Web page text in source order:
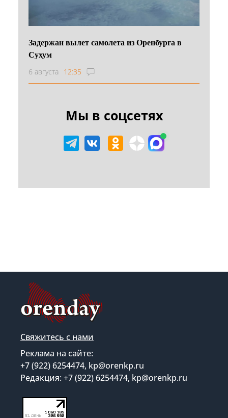
Задержан вылет самолета из Оренбурга в
Сухум
6 августа 12:35
Мы в соцсетях
Свяжитесь с нами
Реклама на сайте:
+7 (922) 6254474, kp@orenkp.ru
Редакция: +7 (922) 6254474, kp@orenkp.ru